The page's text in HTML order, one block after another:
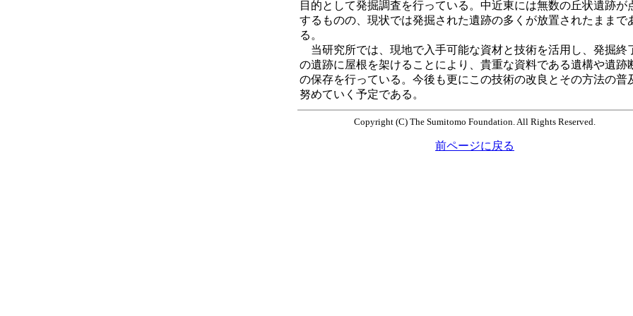
目的として発掘調査を行っている。中近東には無数の丘状遺跡が
するものの、現状では発掘された遺跡の多くが放置されたままで
る。
当研究所では、現地で入手可能な資材と技術を活用し、発掘終
の遺跡に屋根を架けることにより、貴重な資料である遺構や遺跡
の保存を行っている。今後も更にこの技術の改良とその方法の普
努めていく予定である。
Copyright (C) The Sumitomo Foundation. All Rights Reserved.
前ページに戻る